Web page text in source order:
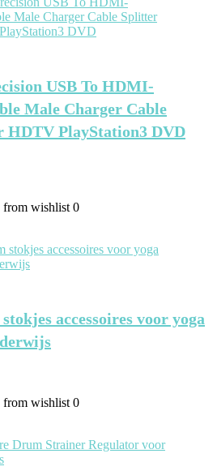
USB To HDMI-
Male Charger Cable
HDTV PlayStation3 DVD
from wishlist 0
accessoires voor yoga
from wishlist 0